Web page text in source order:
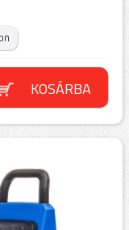
KOSÁRBA